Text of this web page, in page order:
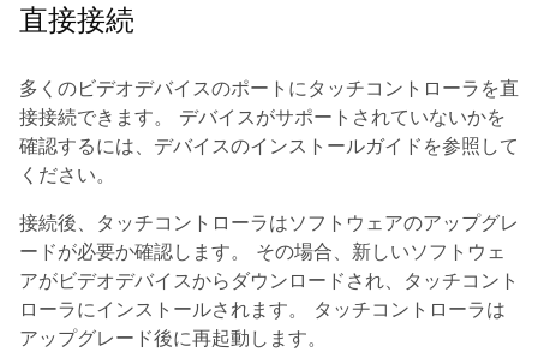
直接接続
多くのビデオデバイスのポートにタッチコントローラを直
接接続できます。 デバイスがサポートされていないかを
確認するには、デバイスのインストールガイドを参照して
ください。
接続後、タッチコントローラはソフトウェアのアップグレ
ードが必要か確認します。 その場合、新しいソフトウェ
アがビデオデバイスからダウンロードされ、タッチコント
ローラにインストールされます。 タッチコントローラは
アップグレード後に再起動します。